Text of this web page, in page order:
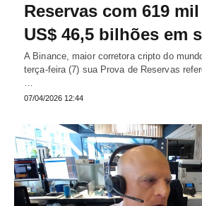
Reservas com 619
US$ 46,5 bilhões em
A Binance, maior corretora cripto do
terça-feira (7) sua Prova de Reservas
07/04/2026 12:44